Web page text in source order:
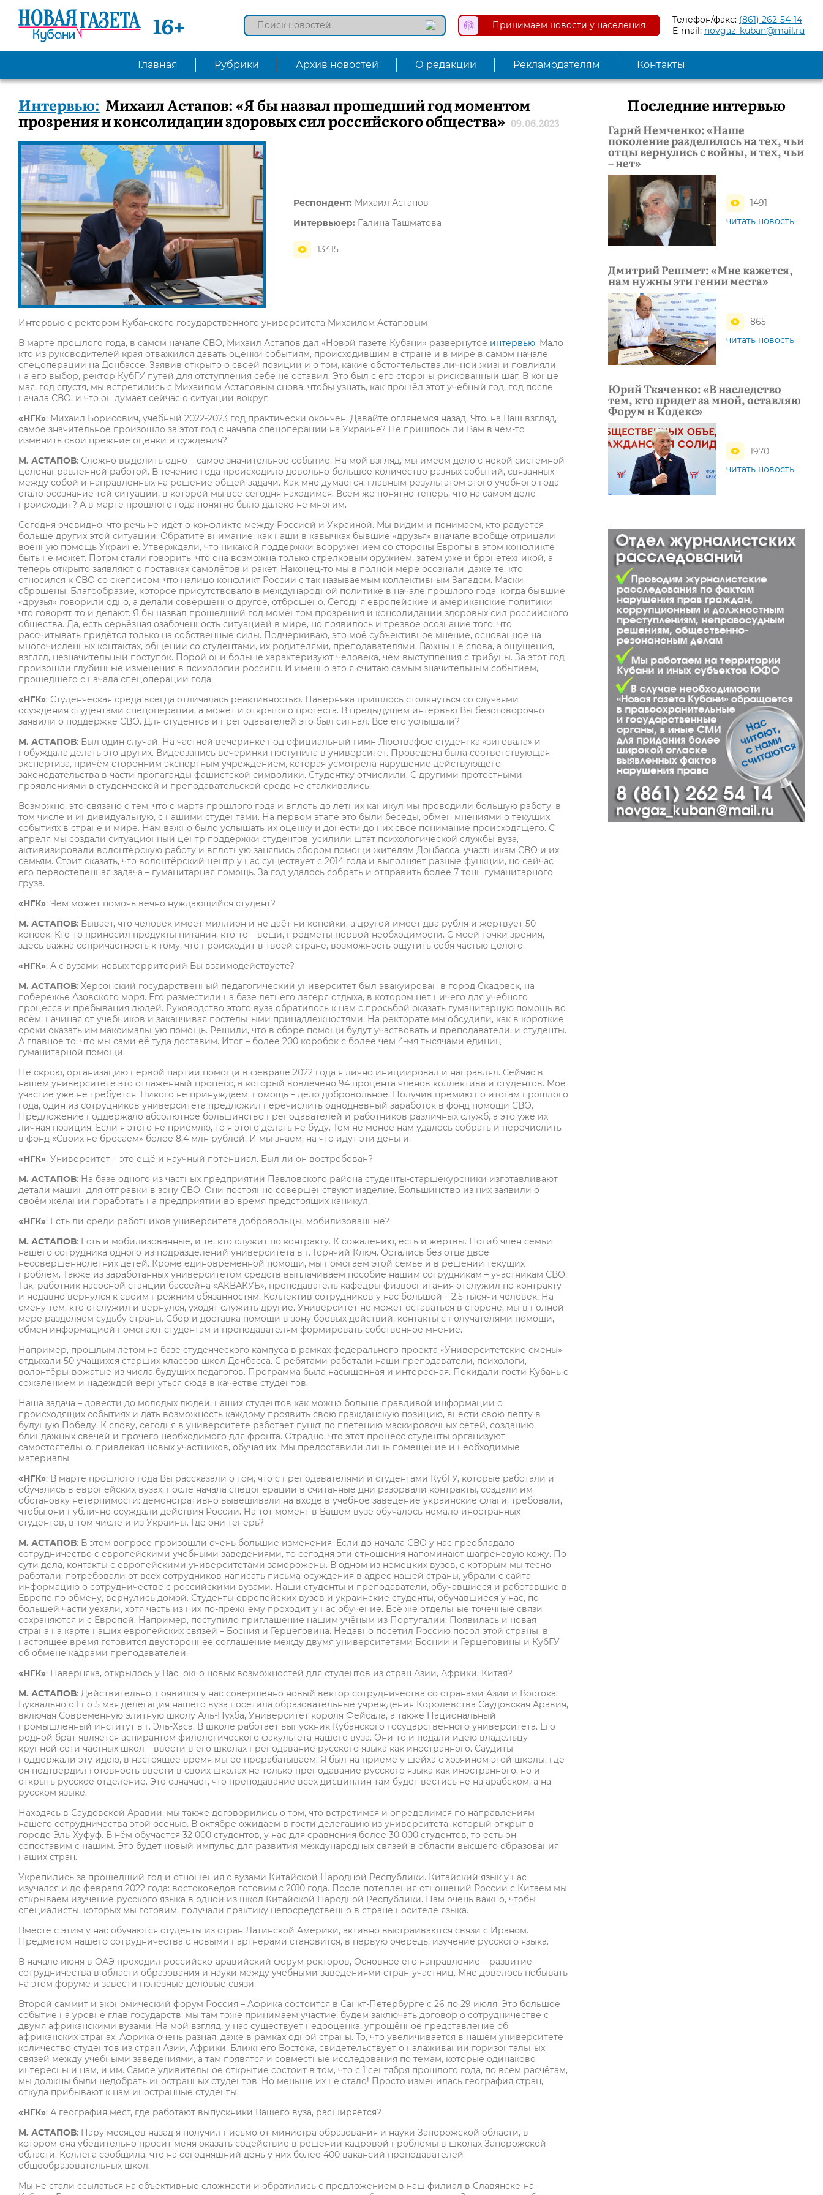
16+ Принимаем новости у населения Телефон/факс: (861) 262-54-14
E-mail: novgaz_kuban@mail.ru
Главная Рубрики Архив новостей О редакции Рекламодателям Контакты
Интервью: Михаил Астапов: «Я бы назвал прошедший год моментом
прозрения и консолидации здоровых сил российского общества» 09.06.2023
Респондент: Михаил Астапов
Интервьюер: Галина Ташматова
13415
Интервью с ректором Кубанского государственного университета Михаилом Астаповым
В марте прошлого года, в самом начале СВО, Михаил Астапов дал «Новой газете Кубани» развернутое интервью. Мало
кто из руководителей края отважился давать оценки событиям, происходившим в стране и в мире в самом начале
спецоперации на Донбассе. Заявив открыто о своей позиции и о том, какие обстоятельства личной жизни повлияли
на его выбор, ректор КубГУ путей для отступления себе не оставил. Это был с его стороны рискованный шаг. В конце
мая, год спустя, мы встретились с Михаилом Астаповым снова, чтобы узнать, как прошёл этот учебный год, год после
начала СВО, и что он думает сейчас о ситуации вокруг.
«НГК»: Михаил Борисович, учебный 2022-2023 год практически окончен. Давайте оглянемся назад. Что, на Ваш взгляд,
самое значительное произошло за этот год с начала спецоперации на Украине? Не пришлось ли Вам в чём-то
изменить свои прежние оценки и суждения?
М. АСТАПОВ: Сложно выделить одно – самое значительное событие. На мой взгляд, мы имеем дело с некой системной
целенаправленной работой. В течение года происходило довольно большое количество разных событий, связанных
между собой и направленных на решение общей задачи. Как мне думается, главным результатом этого учебного года
стало осознание той ситуации, в которой мы все сегодня находимся. Всем же понятно теперь, что на самом деле
происходит? А в марте прошлого года понятно было далеко не многим.
Сегодня очевидно, что речь не идёт о конфликте между Россией и Украиной. Мы видим и понимаем, кто радуется
больше других этой ситуации. Обратите внимание, как наши в кавычках бывшие «друзья» вначале вообще отрицали
военную помощь Украине. Утверждали, что никакой поддержки вооружением со стороны Европы в этом конфликте
быть не может. Потом стали говорить, что она возможна только стрелковым оружием, затем уже и бронетехникой, а
теперь открыто заявляют о поставках самолётов и ракет. Наконец-то мы в полной мере осознали, даже те, кто
относился к СВО со скепсисом, что налицо конфликт России с так называемым коллективным Западом. Маски
сброшены. Благообразие, которое присутствовало в международной политике в начале прошлого года, когда бывшие
«друзья» говорили одно, а делали совершенно другое, отброшено. Сегодня европейские и американские политики
что говорят, то и делают. Я бы назвал прошедший год моментом прозрения и консолидации здоровых сил российского
общества. Да, есть серьёзная озабоченность ситуацией в мире, но появилось и трезвое осознание того, что
рассчитывать придётся только на собственные силы. Подчеркиваю, это моё субъективное мнение, основанное на
многочисленных контактах, общении со студентами, их родителями, преподавателями. Важны не слова, а ощущения,
взгляд, незначительный поступок. Порой они больше характеризуют человека, чем выступления с трибуны. За этот год
произошли глубинные изменения в психологии россиян. И именно это я считаю самым значительным событием,
прошедшего с начала спецоперации года.
«НГК»: Студенческая среда всегда отличалась реактивностью. Наверняка пришлось столкнуться со случаями
осуждения студентами спецоперации, а может и открытого протеста. В предыдущем интервью Вы безоговорочно
заявили о поддержке СВО. Для студентов и преподавателей это был сигнал. Все его услышали?
М. АСТАПОВ: Был один случай. На частной вечеринке под официальный гимн Люфтваффе студентка «зиговала» и
побуждала делать это других. Видеозапись вечеринки поступила в университет. Проведена была соответствующая
экспертиза, причём сторонним экспертным учреждением, которая усмотрела нарушение действующего
законодательства в части пропаганды фашистской символики. Студентку отчислили. С другими протестными
проявлениями в студенческой и преподавательской среде не сталкивались.
Возможно, это связано с тем, что с марта прошлого года и вплоть до летних каникул мы проводили большую работу, в
том числе и индивидуальную, с нашими студентами. На первом этапе это были беседы, обмен мнениями о текущих
событиях в стране и мире. Нам важно было услышать их оценку и донести до них свое понимание происходящего. С
апреля мы создали ситуационный центр поддержки студентов, усилили штат психологической службы вуза,
активизировали волонтёрскую работу и вплотную занялись сбором помощи жителям Донбасса, участникам СВО и их
семьям. Стоит сказать, что волонтёрский центр у нас существует с 2014 года и выполняет разные функции, но сейчас
его первостепенная задача – гуманитарная помощь. За год удалось собрать и отправить более 7 тонн гуманитарного
груза.
«НГК»: Чем может помочь вечно нуждающийся студент?
М. АСТАПОВ: Бывает, что человек имеет миллион и не даёт ни копейки, а другой имеет два рубля и жертвует 50
копеек. Кто-то приносил продукты питания, кто-то – вещи, предметы первой необходимости. С моей точки зрения,
здесь важна сопричастность к тому, что происходит в твоей стране, возможность ощутить себя частью целого.
«НГК»: А с вузами новых территорий Вы взаимодействуете?
М. АСТАПОВ: Херсонский государственный педагогический университет был эвакуирован в город Скадовск, на
побережье Азовского моря. Его разместили на базе летнего лагеря отдыха, в котором нет ничего для учебного
процесса и пребывания людей. Руководство этого вуза обратилось к нам с просьбой оказать гуманитарную помощь во
всём, начиная от учебников и заканчивая постельными принадлежностями. На ректорате мы обсудили, как в короткие
сроки оказать им максимальную помощь. Решили, что в сборе помощи будут участвовать и преподаватели, и студенты.
А главное то, что мы сами её туда доставим. Итог – более 200 коробок с более чем 4-мя тысячами единиц
гуманитарной помощи.
Не скрою, организацию первой партии помощи в феврале 2022 года я лично инициировал и направлял. Сейчас в
нашем университете это отлаженный процесс, в который вовлечено 94 процента членов коллектива и студентов. Мое
участие уже не требуется. Никого не принуждаем, помощь – дело добровольное. Получив премию по итогам прошлого
года, один из сотрудников университета предложил перечислить однодневный заработок в фонд помощи СВО.
Предложение поддержало абсолютное большинство преподавателей и работников различных служб, а это уже их
личная позиция. Если я этого не приемлю, то я этого делать не буду. Тем не менее нам удалось собрать и перечислить
в фонд «Своих не бросаем» более 8,4 млн рублей. И мы знаем, на что идут эти деньги.
«НГК»: Университет – это ещё и научный потенциал. Был ли он востребован?
М. АСТАПОВ: На базе одного из частных предприятий Павловского района студенты-старшекурсники изготавливают
детали машин для отправки в зону СВО. Они постоянно совершенствуют изделие. Большинство из них заявили о
своём желании поработать на предприятии во время предстоящих каникул.
«НГК»: Есть ли среди работников университета добровольцы, мобилизованные?
М. АСТАПОВ: Есть и мобилизованные, и те, кто служит по контракту. К сожалению, есть и жертвы. Погиб член семьи
нашего сотрудника одного из подразделений университета в г. Горячий Ключ. Остались без отца двое
несовершеннолетних детей. Кроме единовременной помощи, мы помогаем этой семье и в решении текущих
проблем. Также из заработанных университетом средств выплачиваем пособие нашим сотрудникам – участникам СВО.
Так, работник насосной станции бассейна «АКВАКУБ», преподаватель кафедры физвоспитания отслужил по контракту
и недавно вернулся к своим прежним обязанностям. Коллектив сотрудников у нас большой – 2,5 тысячи человек. На
смену тем, кто отслужил и вернулся, уходят служить другие. Университет не может оставаться в стороне, мы в полной
мере разделяем судьбу страны. Сбор и доставка помощи в зону боевых действий, контакты с получателями помощи,
обмен информацией помогают студентам и преподавателям формировать собственное мнение.
Например, прошлым летом на базе студенческого кампуса в рамках федерального проекта «Университетские смены»
отдыхали 50 учащихся старших классов школ Донбасса. С ребятами работали наши преподаватели, психологи,
волонтёры-вожатые из числа будущих педагогов. Программа была насыщенная и интересная. Покидали гости Кубань с
сожалением и надеждой вернуться сюда в качестве студентов.
Наша задача – довести до молодых людей, наших студентов как можно больше правдивой информации о
происходящих событиях и дать возможность каждому проявить свою гражданскую позицию, внести свою лепту в
будущую Победу. К слову, сегодня в университете работает пункт по плетению маскировочных сетей, созданию
блиндажных свечей и прочего необходимого для фронта. Отрадно, что этот процесс студенты организуют
самостоятельно, привлекая новых участников, обучая их. Мы предоставили лишь помещение и необходимые
материалы.
«НГК»: В марте прошлого года Вы рассказали о том, что с преподавателями и студентами КубГУ, которые работали и
обучались в европейских вузах, после начала спецоперации в считанные дни разорвали контракты, создали им
обстановку нетерпимости: демонстративно вывешивали на входе в учебное заведение украинские флаги, требовали,
чтобы они публично осуждали действия России. На тот момент в Вашем вузе обучалось немало иностранных
студентов, в том числе и из Украины. Где они теперь?
М. АСТАПОВ: В этом вопросе произошли очень большие изменения. Если до начала СВО у нас преобладало
сотрудничество с европейскими учебными заведениями, то сегодня эти отношения напоминают шагреневую кожу. По
сути дела, контакты с европейскими университетами заморожены. В одном из немецких вузов, с которым мы тесно
работали, потребовали от всех сотрудников написать письма-осуждения в адрес нашей страны, убрали с сайта
информацию о сотрудничестве с российскими вузами. Наши студенты и преподаватели, обучавшиеся и работавшие в
Европе по обмену, вернулись домой. Студенты европейских вузов и украинские студенты, обучавшиеся у нас, по
большей части уехали, хотя часть из них по-прежнему проходит у нас обучение. Всё же отдельные точечные связи
сохраняются и с Европой. Например, поступило приглашение нашим учёным из Португалии. Появилась и новая
страна на карте наших европейских связей – Босния и Герцеговина. Недавно посетил Россию посол этой страны, в
настоящее время готовится двустороннее соглашение между двумя университетами Боснии и Герцеговины и КубГУ
об обмене кадрами преподавателей.
«НГК»: Наверняка, открылось у Вас окно новых возможностей для студентов из стран Азии, Африки, Китая?
М. АСТАПОВ: Действительно, появился у нас совершенно новый вектор сотрудничества со странами Азии и Востока.
Буквально с 1 по 5 мая делегация нашего вуза посетила образовательные учреждения Королевства Саудовская Аравия,
включая Современную элитную школу Аль-Нухба, Университет короля Фейсала, а также Национальный
промышленный институт в г. Эль-Хаса. В школе работает выпускник Кубанского государственного университета. Его
родной брат является аспирантом филологического факультета нашего вуза. Они-то и подали идею владельцу
крупной сети частных школ – ввести в его школах преподавание русского языка как иностранного. Саудиты
поддержали эту идею, в настоящее время мы её прорабатываем. Я был на приёме у шейха с хозяином этой школы, где
он подтвердил готовность ввести в своих школах не только преподавание русского языка как иностранного, но и
открыть русское отделение. Это означает, что преподавание всех дисциплин там будет вестись не на арабском, а на
русском языке.
Находясь в Саудовской Аравии, мы также договорились о том, что встретимся и определимся по направлениям
нашего сотрудничества этой осенью. В октябре ожидаем в гости делегацию из университета, который открыт в
городе Эль-Хуфуф. В нём обучается 32 000 студентов, у нас для сравнения более 30 000 студентов, то есть он
сопоставим с нашим. Это будет новый импульс для развития международных связей в области высшего образования
наших стран.
Укрепились за прошедший год и отношения с вузами Китайской Народной Республики. Китайский язык у нас
изучался и до февраля 2022 года: востоковедов готовим с 2010 года. После потепления отношений России с Китаем мы
открываем изучение русского языка в одной из школ Китайской Народной Республики. Нам очень важно, чтобы
специалисты, которых мы готовим, получали практику непосредственно в стране носителе языка.
Вместе с этим у нас обучаются студенты из стран Латинской Америки, активно выстраиваются связи с Ираном.
Предметом нашего сотрудничества с новыми партнёрами становится, в первую очередь, изучение русского языка.
В начале июня в ОАЭ проходил российско-аравийский форум ректоров, Основное его направление – развитие
сотрудничества в области образования и науки между учебными заведениями стран-участниц. Мне довелось побывать
на этом форуме и завести полезные деловые связи.
Второй саммит и экономический форум Россия – Африка состоится в Санкт-Петербурге с 26 по 29 июля. Это большое
событие на уровне глав государств, мы там тоже принимаем участие, будем заключать договор о сотрудничестве с
двумя африканскими вузами. На мой взгляд, у нас существует недооценка, упрощённое представление об
африканских странах. Африка очень разная, даже в рамках одной страны. То, что увеличивается в нашем университете
количество студентов из стран Азии, Африки, Ближнего Востока, свидетельствует о налаживании горизонтальных
связей между учебными заведениями, а там появятся и совместные исследования по темам, которые одинаково
интересны и нам, и им. Самое удивительное открытие состоит в том, что с 1 сентября прошлого года, по всем расчётам,
мы должны были недобрать иностранных студентов. Но меньше их не стало! Просто изменилась география стран,
откуда прибывают к нам иностранные студенты.
«НГК»: А география мест, где работают выпускники Вашего вуза, расширяется?
М. АСТАПОВ: Пару месяцев назад я получил письмо от министра образования и науки Запорожской области, в
котором она убедительно просит меня оказать содействие в решении кадровой проблемы в школах Запорожской
области. Коллега сообщила, что на сегодняшний день у них более 400 вакансий преподавателей
общеобразовательных школ.
Мы не стали ссылаться на объективные сложности и обратились с предложением в наш филиал в Славянске-на-
Последние интервью
Гарий Немченко: «Наше
поколение разделилось на тех, чьи
отцы вернулись с войны, и тех, чьи
– нет»
1491
читать новость
Дмитрий Решмет: «Мне кажется,
нам нужны эти гении места»
865
читать новость
Юрий Ткаченко: «В наследство
тем, кто придет за мной, оставляю
Форум и Кодекс»
1970
читать новость